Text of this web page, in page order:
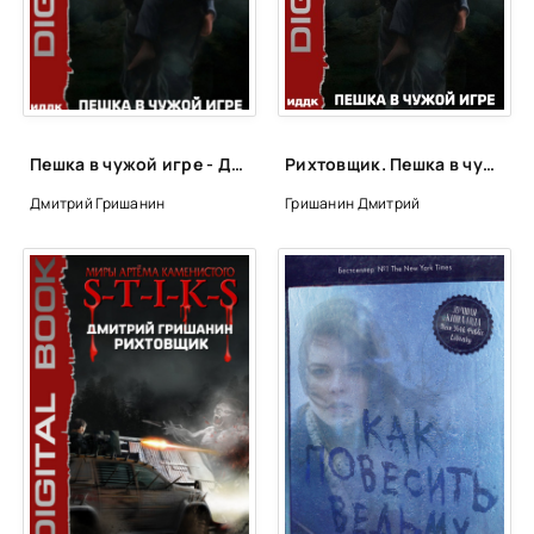
Глава_22
Глава_23
Глава_24
Интерлюдия_02
Глава_28
Глава_29
Глава_30
Глава_31
Глава_32
Глава_33
Эпилог
Пешка в чужой игре - Дмитрий Гришанин (1)
Дмитрий Гришанин
Рихтовщик. Пешка в чужой игре - Дмитрий Гришанин
Гришанин Дмитрий